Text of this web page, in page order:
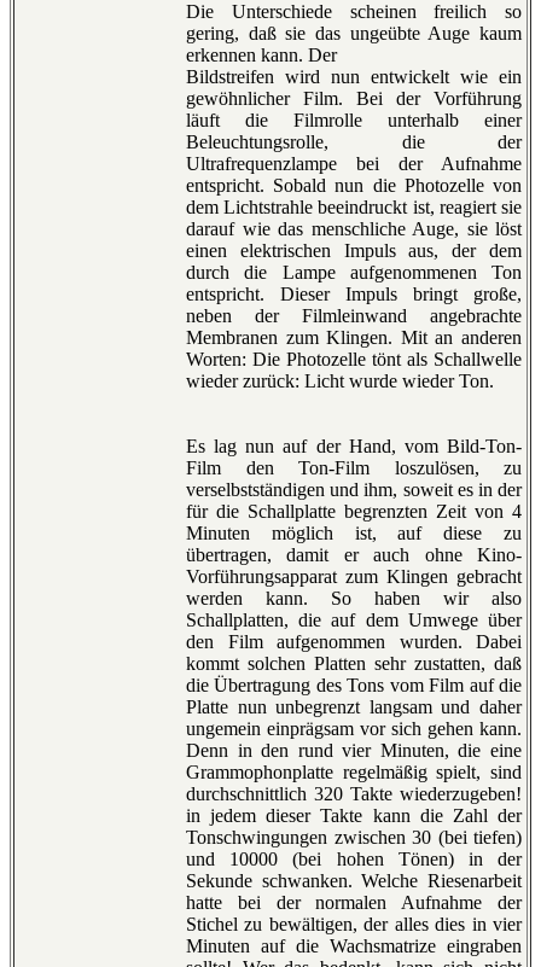
Die Unterschiede scheinen freilich so
gering, daß sie das ungeübte Auge kaum
erkennen kann. Der
Bildstreifen wird nun entwickelt wie ein
gewöhnlicher Film. Bei der Vorführung
läuft die Filmrolle unterhalb einer
Beleuchtungsrolle, die der
Ultrafrequenzlampe bei der Aufnahme
entspricht. Sobald nun die Photozelle von
dem Lichtstrahle beeindruckt ist, reagiert sie
darauf wie das menschliche Auge, sie löst
einen elektrischen Impuls aus, der dem
durch die Lampe aufgenommenen Ton
entspricht. Dieser Impuls bringt große,
neben der Filmleinwand angebrachte
Membranen zum Klingen. Mit an anderen
Worten: Die Photozelle tönt als Schallwelle
wieder zurück: Licht wurde wieder Ton.
Es lag nun auf der Hand, vom Bild-Ton-
Film den Ton-Film loszulösen, zu
verselbstständigen und ihm, soweit es in der
für die Schallplatte begrenzten Zeit von 4
Minuten möglich ist, auf diese zu
übertragen, damit er auch ohne Kino-
Vorführungsapparat zum Klingen gebracht
werden kann. So haben wir also
Schallplatten, die auf dem Umwege über
den Film aufgenommen wurden. Dabei
kommt solchen Platten sehr zustatten, daß
die Übertragung des Tons vom Film auf die
Platte nun unbegrenzt langsam und daher
ungemein einprägsam vor sich gehen kann.
Denn in den rund vier Minuten, die eine
Grammophonplatte regelmäßig spielt, sind
durchschnittlich 320 Takte wiederzugeben!
in jedem dieser Takte kann die Zahl der
Tonschwingungen zwischen 30 (bei tiefen)
und 10000 (bei hohen Tönen) in der
Sekunde schwanken. Welche Riesenarbeit
hatte bei der normalen Aufnahme der
Stichel zu bewältigen, der alles dies in vier
Minuten auf die Wachsmatrize eingraben